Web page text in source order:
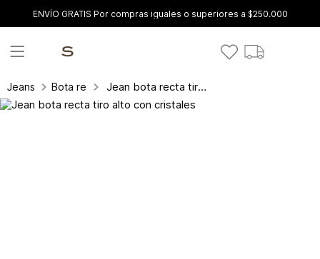
ENVÍO GRATIS Por compras iguales o superiores a $250.000
Jeans Bota recta Jean bota recta tiro alto con cristales